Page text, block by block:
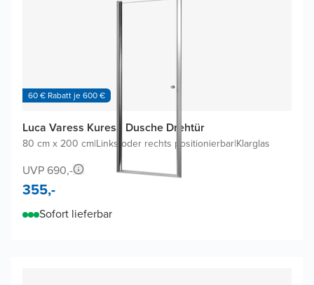
60 € Rabatt je 600 €
Luca Varess Kuresa Dusche Drehtür
80 cm x 200 cm|Links oder rechts positionierbar|Klarglas
UVP 690,-
355,-
Sofort lieferbar